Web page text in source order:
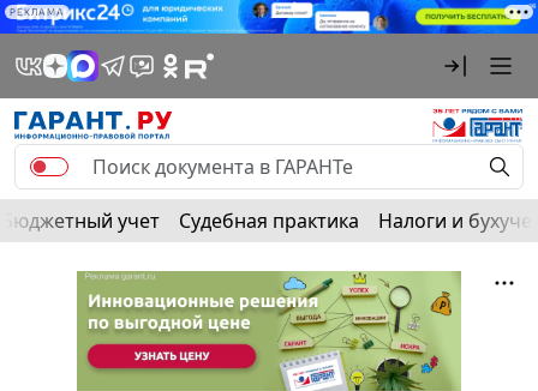
РЕКЛАМА
Бюджетный учет Судебная практика Налоги и